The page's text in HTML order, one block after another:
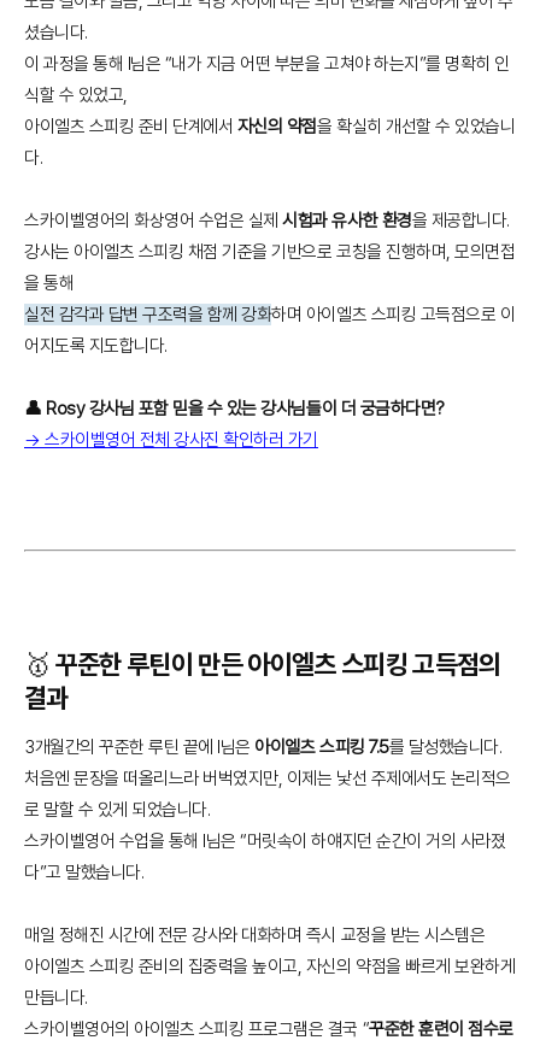
셨습니다.
이 과정을 통해 I님은 “내가 지금 어떤 부분을 고쳐야 하는지”를 명확히 인
식할 수 있었고,
아이엘츠 스피킹 준비 단계에서 자신의 약점을 확실히 개선할 수 있었습니
다.
스카이벨영어의 화상영어 수업은 실제시험과 유사한 환경을 제공합니다.
강사는 아이엘츠 스피킹 채점 기준을 기반으로 코칭을 진행하며, 모의면접
을 통해
실전 감각과 답변 구조력을 함께 강화하며 아이엘츠 스피킹 고득점으로 이
어지도록 지도합니다.
👤 Rosy 강사님 포함 믿을 수 있는 강사님들이 더 궁금하다면?
→ 스카이벨영어 전체 강사진 확인하러 가기
🥇 꾸준한 루틴이 만든 아이엘츠 스피킹 고득점의
결과
3개월간의 꾸준한 루틴 끝에 I님은 아이엘츠 스피킹 7.5를 달성했습니다.
처음엔 문장을 떠올리느라 버벅였지만, 이제는 낯선 주제에서도 논리적으
로 말할 수 있게 되었습니다.
스카이벨영어 수업을 통해 I님은 “머릿속이 하얘지던 순간이 거의 사라졌
다”고 말했습니다.
매일 정해진 시간에 전문 강사와 대화하며 즉시 교정을 받는 시스템은
아이엘츠 스피킹 준비의 집중력을 높이고, 자신의 약점을 빠르게 보완하게
만듭니다.
스카이벨영어의 아이엘츠 스피킹 프로그램은 결국 “꾸준한 훈련이 점수로